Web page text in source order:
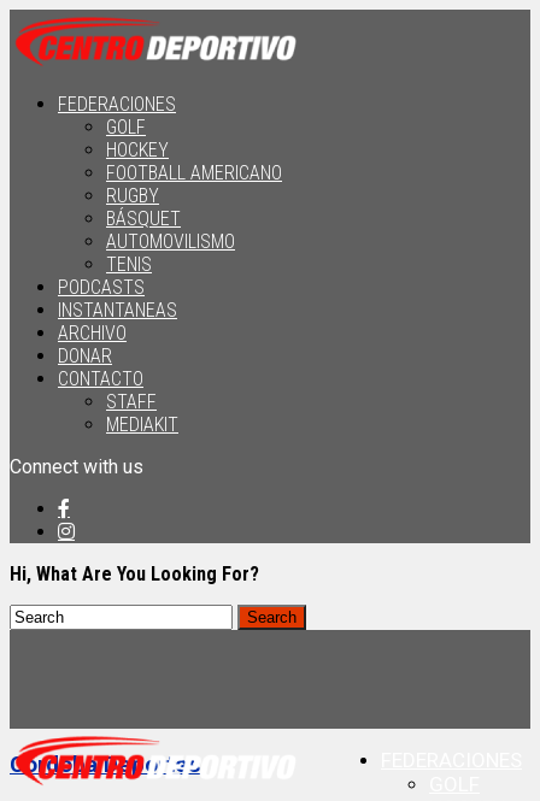
FEDERACIONES
GOLF
HOCKEY
FOOTBALL AMERICANO
RUGBY
BÁSQUET
AUTOMOVILISMO
TENIS
PODCASTS
INSTANTANEAS
ARCHIVO
DONAR
CONTACTO
STAFF
MEDIAKIT
Connect with us
Hi, What Are You Looking For?
Cordoba Deportes